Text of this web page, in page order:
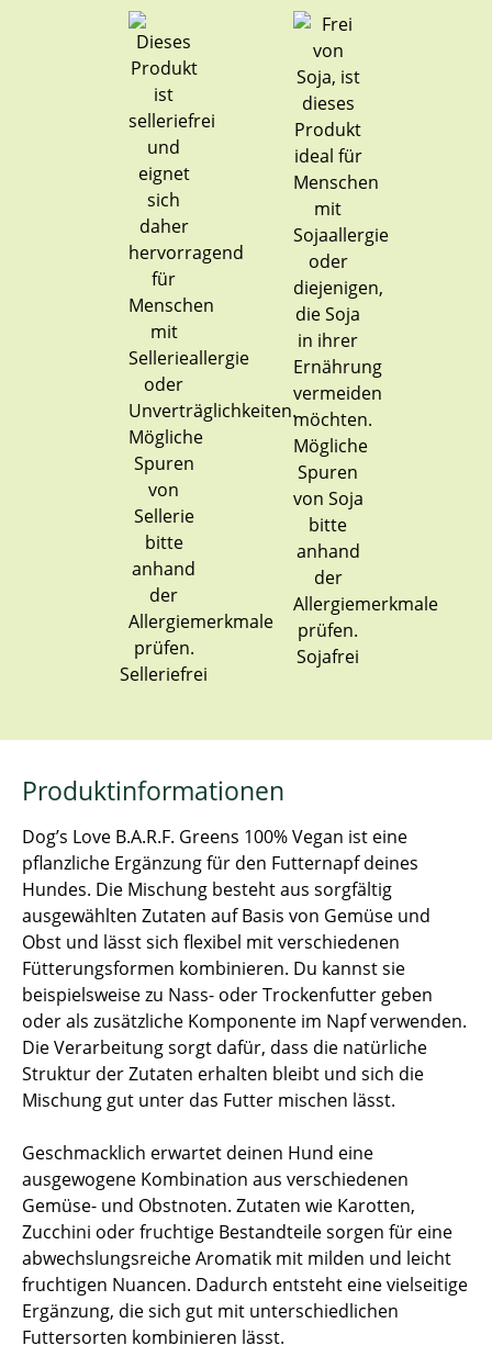
Selleriefrei
Sojafrei
Produktinformationen
Dog’s Love B.A.R.F. Greens 100% Vegan ist eine
pflanzliche Ergänzung für den Futternapf deines
Hundes. Die Mischung besteht aus sorgfältig
ausgewählten Zutaten auf Basis von Gemüse und
Obst und lässt sich flexibel mit verschiedenen
Fütterungsformen kombinieren. Du kannst sie
beispielsweise zu Nass- oder Trockenfutter geben
oder als zusätzliche Komponente im Napf verwenden.
Die Verarbeitung sorgt dafür, dass die natürliche
Struktur der Zutaten erhalten bleibt und sich die
Mischung gut unter das Futter mischen lässt.
Geschmacklich erwartet deinen Hund eine
ausgewogene Kombination aus verschiedenen
Gemüse- und Obstnoten. Zutaten wie Karotten,
Zucchini oder fruchtige Bestandteile sorgen für eine
abwechslungsreiche Aromatik mit milden und leicht
fruchtigen Nuancen. Dadurch entsteht eine vielseitige
Ergänzung, die sich gut mit unterschiedlichen
Futtersorten kombinieren lässt.